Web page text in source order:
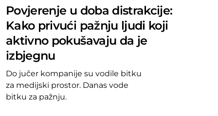
Povjerenje u doba distrakcije:
Kako privući pažnju ljudi koji
aktivno pokušavaju da je
izbjegnu
Do jučer kompanije su vodile bitku
za medijski prostor. Danas vode
bitku za pažnju.